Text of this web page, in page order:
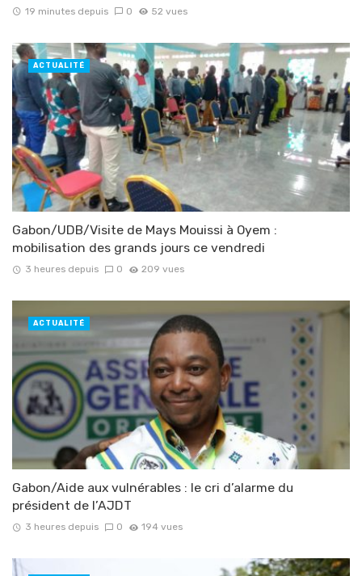
19 minutes depuis 0 52 vues
Gabon/UDB/Visite de Mays Mouissi à Oyem :
mobilisation des grands jours ce vendredi
3 heures depuis 0 209 vues
ACTUALITÉ
Gabon/Aide aux vulnérables : le cri d’alarme du
président de l’AJDT
3 heures depuis 0 194 vues
ACTUALITÉ